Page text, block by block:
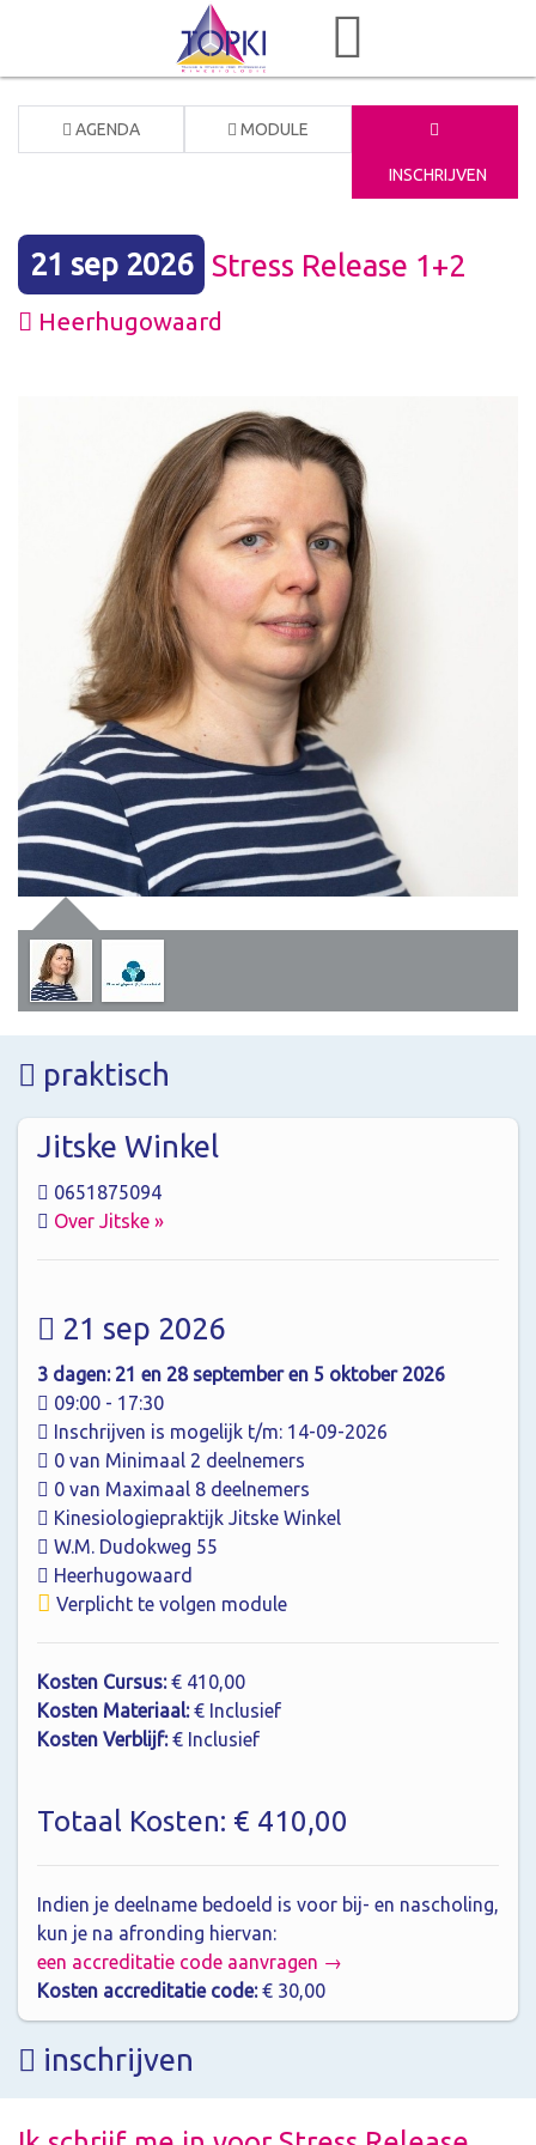
AGENDA MODULE
INSCHRIJVEN
21 sep 2026 Stress Release 1+2
Heerhugowaard
praktisch
Jitske Winkel
0651875094
Over Jitske »
21 sep 2026
3 dagen: 21 en 28 september en 5 oktober 2026
09:00 - 17:30
Inschrijven is mogelijk t/m: 14-09-2026
0 van Minimaal 2 deelnemers
0 van Maximaal 8 deelnemers
Kinesiologiepraktijk Jitske Winkel
W.M. Dudokweg 55
Heerhugowaard
Verplicht te volgen module
Kosten Cursus:€ 410,00
Kosten Materiaal:€ Inclusief
Kosten Verblijf:€ Inclusief
Totaal Kosten: € 410,00
Indien je deelname bedoeld is voor bij- en nascholing,
kun je na afronding hiervan:
een accreditatie code aanvragen →
Kosten accreditatie code:€ 30,00
inschrijven